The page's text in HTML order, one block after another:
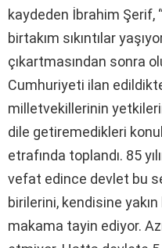
kaydeden İbrahim Şerif,
birtakım sıkıntılar
çıkartmasından sonra
Cumhuriyeti ilan
milletvekillerinin
dile getiremedikleri
etrafında toplandı. 85
vefat edince devlet bu
birilerini, kendisine
makama tayin ediyor.